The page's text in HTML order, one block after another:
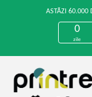
ASTĂZI 60.000
0
zile